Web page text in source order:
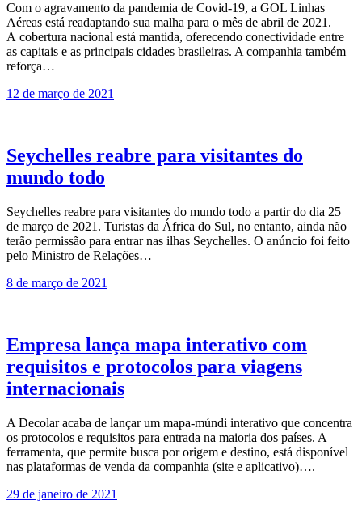
Com o agravamento da pandemia de Covid-19, a GOL Linhas
Aéreas está readaptando sua malha para o mês de abril de 2021.
A cobertura nacional está mantida, oferecendo conectividade entre
as capitais e as principais cidades brasileiras. A companhia também
reforça…
12 de março de 2021
Seychelles reabre para visitantes do
mundo todo
Seychelles reabre para visitantes do mundo todo a partir do dia 25
de março de 2021. Turistas da África do Sul, no entanto, ainda não
terão permissão para entrar nas ilhas Seychelles. O anúncio foi feito
pelo Ministro de Relações…
8 de março de 2021
Empresa lança mapa interativo com
requisitos e protocolos para viagens
internacionais
A Decolar acaba de lançar um mapa-múndi interativo que concentra
os protocolos e requisitos para entrada na maioria dos países. A
ferramenta, que permite busca por origem e destino, está disponível
nas plataformas de venda da companhia (site e aplicativo)….
29 de janeiro de 2021